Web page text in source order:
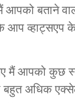
आपको बताने
आप व्हाट्सएप
मैं आपको कुछ
अधिक